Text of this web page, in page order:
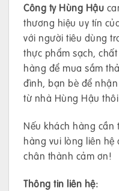
Công ty Hùng Hậu
thương hiệu uy tín
với người tiêu dùng
thực phẩm sạch,
hàng để mua sắm
đình, bạn bè để
từ nhà Hùng Hậu
Nếu khách hàng
hàng vui lòng liên
chân thành cảm ơn!
Thông tin liên hệ: